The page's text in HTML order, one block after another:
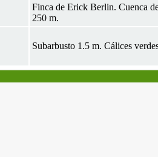
Finca de Erick Berlin. Cuenca
250 m.
Subarbusto 1.5 m. Cálices